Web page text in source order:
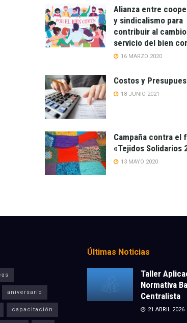
Alianza entre
y sindicalismo para
contribuir al
servicio del bien
16 MARZO 2020
Costos y
18 JUNIO 2021
Campaña contra el
«Tejidos Solidarios
13 MAYO 2020
aniversario
capacitación
Últimas Noticias
Taller
Normativa
Centralista
21 ABRIL 2026